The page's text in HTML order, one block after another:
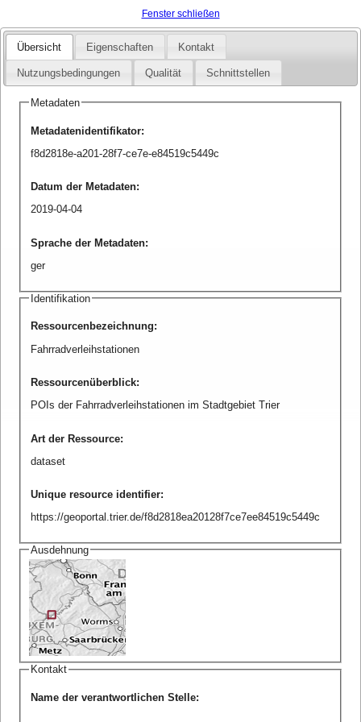
Fenster schließen
Übersicht Eigenschaften Kontakt
Nutzungsbedingungen Qualität Schnittstellen
Metadaten
Metadatenidentifikator:
f8d2818e-a201-28f7-ce7e-e84519c5449c
Datum der Metadaten:
2019-04-04
Sprache der Metadaten:
ger
Identifikation
Ressourcenbezeichnung:
Fahrradverleihstationen
Ressourcenüberblick:
POIs der Fahrradverleihstationen im Stadtgebiet Trier
Art der Ressource:
dataset
Unique resource identifier:
https://geoportal.trier.de/f8d2818ea20128f7ce7ee84519c5449c
Ausdehnung
Kontakt
Name der verantwortlichen Stelle: